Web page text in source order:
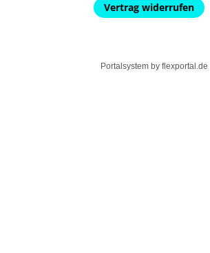
Vertrag widerrufen
Portalsystem by flexportal.de